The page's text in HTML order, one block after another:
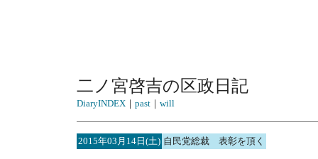
二ノ宮啓吉の区政日記
DiaryINDEX｜ past｜ will
2015年03月14日(土) 自民党総裁 表彰を頂く